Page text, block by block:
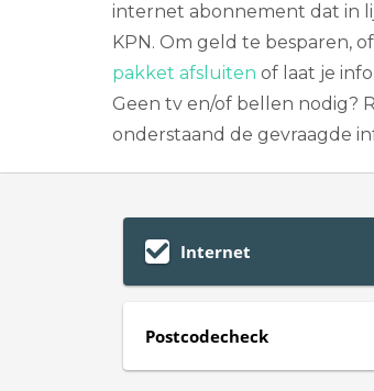
internet abonnement dat in
KPN. Om geld te besparen,
pakket afsluiten of laat je
Geen tv en/of bellen nodig?
onderstaand de gevraagde
Internet
Postcodecheck